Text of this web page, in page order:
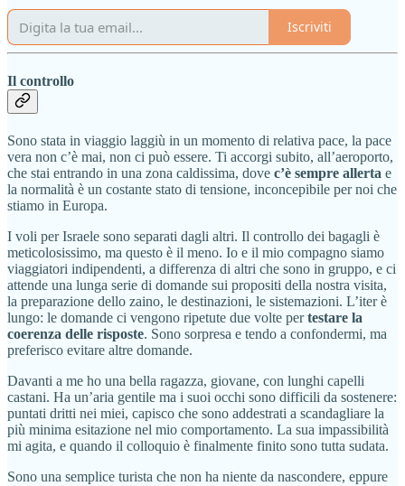
Iscriviti
Il controllo
Sono stata in viaggio laggiù in un momento di relativa pace, la pace
vera non c’è mai, non ci può essere. Ti accorgi subito, all’aeroporto,
che stai entrando in una zona caldissima, dove c’è sempre allerta e
la normalità è un costante stato di tensione, inconcepibile per noi che
stiamo in Europa.
I voli per Israele sono separati dagli altri. Il controllo dei bagagli è
meticolosissimo, ma questo è il meno. Io e il mio compagno siamo
viaggiatori indipendenti, a differenza di altri che sono in gruppo, e ci
attende una lunga serie di domande sui propositi della nostra visita,
la preparazione dello zaino, le destinazioni, le sistemazioni. L’iter è
lungo: le domande ci vengono ripetute due volte pertestare la
coerenza delle risposte. Sono sorpresa e tendo a confondermi, ma
preferisco evitare altre domande.
Davanti a me ho una bella ragazza, giovane, con lunghi capelli
castani. Ha un’aria gentile ma i suoi occhi sono difficili da sostenere:
puntati dritti nei miei, capisco che sono addestrati a scandagliare la
più minima esitazione nel mio comportamento. La sua impassibilità
mi agita, e quando il colloquio è finalmente finito sono tutta sudata.
Sono una semplice turista che non ha niente da nascondere, eppure